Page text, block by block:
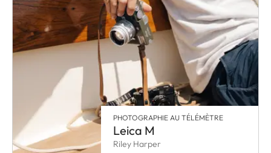
PHOTOGRAPHIE AU TÉLÉMÈTRE
Leica M
Riley Harper